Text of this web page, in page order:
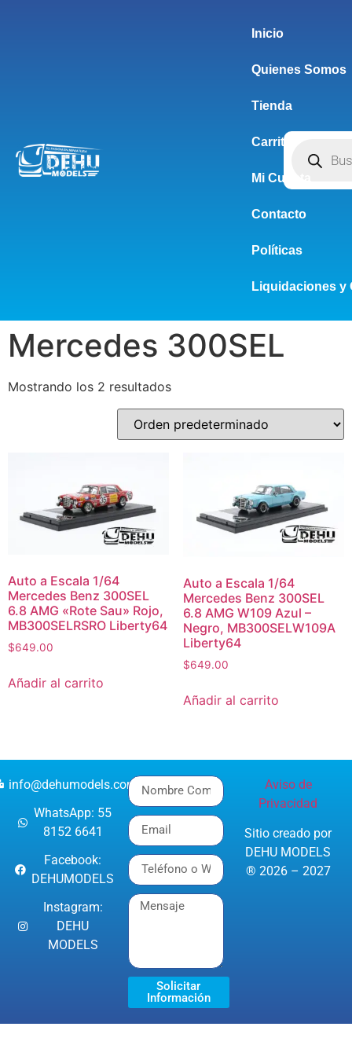
Inicio
Quienes Somos
Tienda
Carrito
Mi Cuenta
Contacto
Políticas
Liquidaciones y
Mercedes 300SEL
Mostrando los 2 resultados
Auto a Escala 1/64
Mercedes Benz 300SEL
6.8 AMG «Rote Sau» Rojo,
MB300SELRSRO Liberty64
$649.00
Añadir al carrito
Auto a Escala 1/64
Mercedes Benz 300SEL
6.8 AMG W109 Azul –
Negro, MB300SELW109A
Liberty64
$649.00
Añadir al carrito
info@dehumodels.com
WhatsApp: 55
8152 6641
Facebook:
DEHUMODELS
Instagram:
DEHU
MODELS
Solicitar
Información
Aviso de
Privacidad
Sitio creado por
DEHU MODELS
® 2026 – 2027